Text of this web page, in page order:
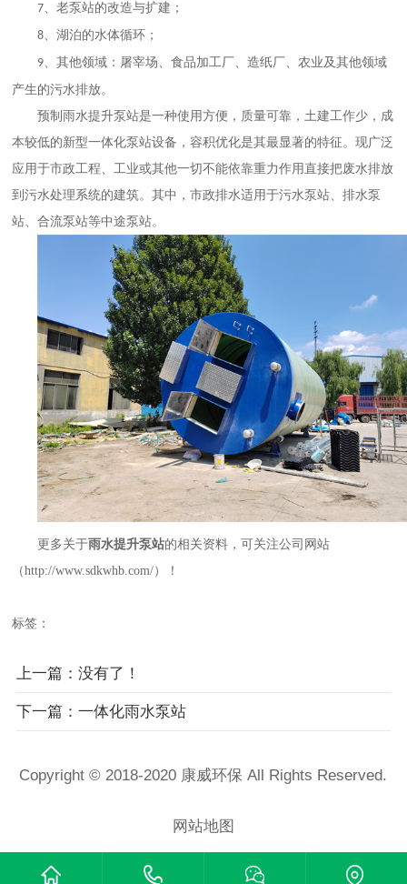
7、老泵站的改造与扩建；
8、湖泊的水体循环；
9、其他领域：屠宰场、食品加工厂、造纸厂、农业及其他领域
产生的污水排放。
预制雨水提升泵站是一种使用方便，质量可靠，土建工作少，成
本较低的新型一体化泵站设备，容积优化是其最显著的特征。现广泛
应用于市政工程、工业或其他一切不能依靠重力作用直接把废水排放
到污水处理系统的建筑。其中，市政排水适用于污水泵站、排水泵
站、合流泵站等中途泵站。
更多关于雨水提升泵站的相关资料，可关注公司网站
（http://www.sdkwhb.com/）！
标签：
上一篇：没有了！
下一篇：一体化雨水泵站
Copyright © 2018-2020 康威环保 All Rights Reserved.
网站地图